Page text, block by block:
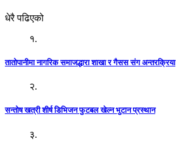
धेरै पढिएको
१.
तातोपानीमा नागरिक समाजद्धारा शाखा र गैसस संग अन्तरक्रिया
२.
सन्तोष खत्री शीर्ष डिभिजन फुटबल खेल्न भुटान प्रस्थान
३.